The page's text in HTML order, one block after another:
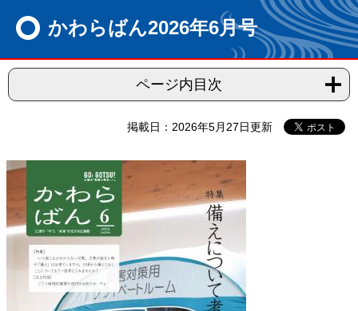
かわらばん2026年6月号
ページ内目次
掲載日：2026年5月27日更新